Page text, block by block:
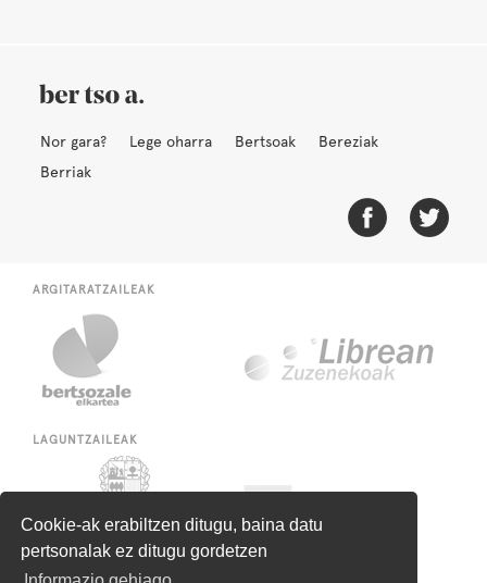
Cookie-ak erabiltzen ditugu, baina datu
pertsonalak ez ditugu gordetzen
Nor gara? Lege oharra Bertsoak
Bereziak
Berriak
ARGITARATZAILEAK
LAGUNTZAILEAK